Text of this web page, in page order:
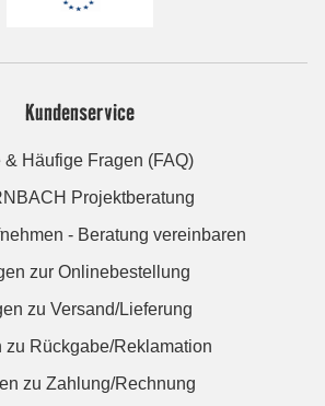
Kundenservice
& Häufige Fragen (FAQ)
Projektberatung
- Beratung vereinbaren
zur Onlinebestellung
zu Versand/Lieferung
zu Rückgabe/Reklamation
zu Zahlung/Rechnung